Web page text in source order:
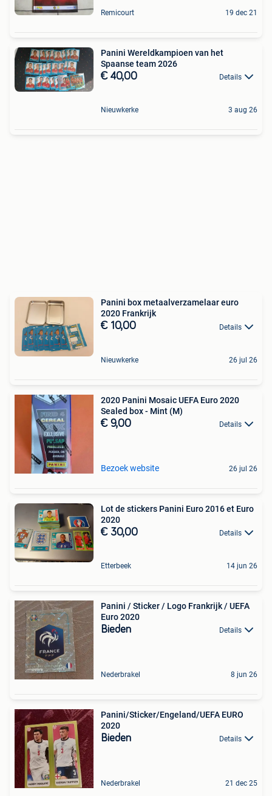
Remicourt 19 dec 21
Panini Wereldkampioen van het
Spaanse team 2026
€ 40,00 Details
Nieuwkerke 3 aug 26
Panini box metaalverzamelaar euro
2020 Frankrijk
€ 10,00 Details
Nieuwkerke 26 jul 26
2020 Panini Mosaic UEFA Euro 2020
Sealed box - Mint (M)
€ 9,00 Details
Bezoek website 26 jul 26
Lot de stickers Panini Euro 2016 et Euro
2020
€ 30,00 Details
Etterbeek 14 jun 26
Panini / Sticker / Logo Frankrijk / UEFA
Euro 2020
Bieden Details
Nederbrakel 8 jun 26
Panini/Sticker/Engeland/UEFA EURO
2020
Bieden Details
Nederbrakel 21 dec 25